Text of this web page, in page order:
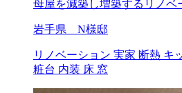
母屋を減築し増築するリノベ
岩手県 N様邸
リノベーション 実家 断熱 キ
粧台 内装 床 窓